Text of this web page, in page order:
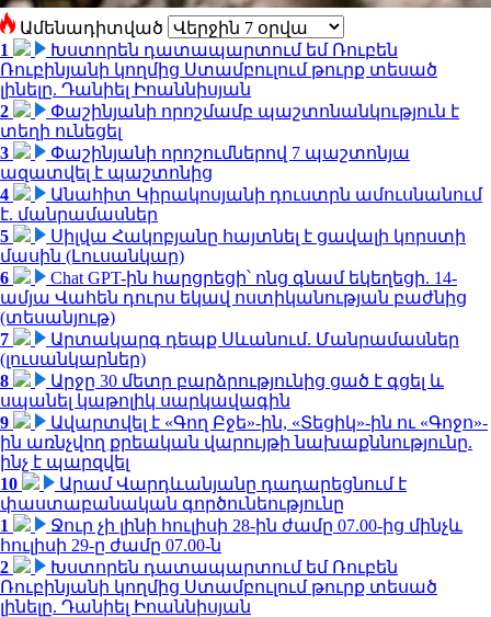
Ամենադիտված
1
Խստորեն դատապարտում եմ Ռուբեն
Ռուբինյանի կողմից Ստամբուլում թուրք տեսած
լինելը. Դանիել Իոաննիսյան
2
Փաշինյանի որոշմամբ պաշտոնանկություն է
տեղի ունեցել
3
Փաշինյանի որոշումներով 7 պաշտոնյա
ազատվել է պաշտոնից
4
Անահիտ Կիրակոսյանի դուստրն ամուսնանում
է. մանրամասներ
5
Սիլվա Հակոբյանը հայտնել է ցավալի կորստի
մասին (Լուսանկար)
6
Chat GPT-ին հարցրեցի՝ ոնց գնամ եկեղեցի. 14-
ամյա Վահեն դուրս եկավ ոստիկանության բաժնից
(տեսանյութ)
7
Արտակարգ դեպք Սևանում. Մանրամասներ
(լուսանկարներ)
8
Արջը 30 մետր բարձրությունից ցած է գցել և
սպանել կաթոլիկ սարկավագին
9
Ավարտվել է «Գող Բջե»-ին, «Տեցիկ»-ին ու «Գոջո»-
ին առնչվող քրեական վարույթի նախաքննությունը.
ինչ է պարզվել
10
Արամ Վարդևանյանը դադարեցնում է
փաստաբանական գործունեությունը
1
Ջուր չի լինի հուլիսի 28-ին ժամը 07.00-ից մինչև
հուլիսի 29-ը ժամը 07.00-ն
2
Խստորեն դատապարտում եմ Ռուբեն
Ռուբինյանի կողմից Ստամբուլում թուրք տեսած
լինելը. Դանիել Իոաննիսյան